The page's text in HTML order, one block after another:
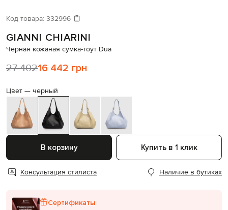
Давайте подберем что-то еще
Код товара: 332996
GIANNI CHIARINI
Черная кожаная сумка-тоут Dua
27 40216 442 грн
Цвет — черный
В корзину Купить в 1 клик
Консультация стилиста Наличие в бутиках
Сертификаты